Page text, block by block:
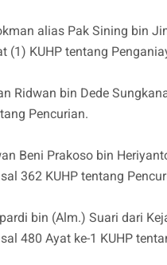
alias Pak Sining bin
(1) KUHP tentang
Ridwan bin Dede
Pencurian.
Beni Prakoso bin
362 KUHP tentang
bin (Alm.) Suari dari
480 Ayat ke-1 KUHP